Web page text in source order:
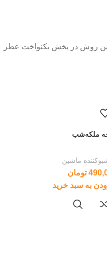
این روش در پخش یکنواخت عطر
ملکه‌شب
ماشین
تومان
به سبد خرید